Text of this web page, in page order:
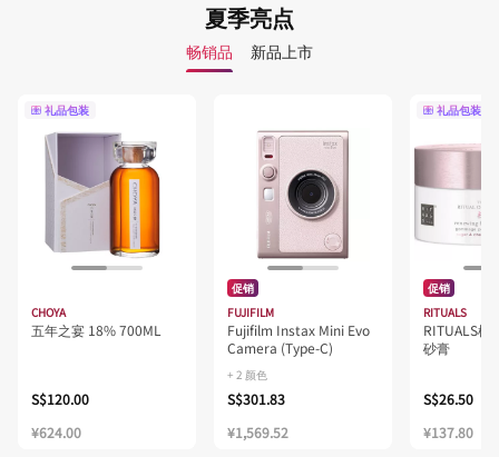
夏季亮点
畅销品 新品上市
礼品包装
CHOYA
五年之宴 18% 700ML
S$120.00
¥624.00
促销
FUJIFILM
Fujifilm Instax Mini Evo
Camera (Type-C)
+ 2 颜色
S$301.83
¥1,569.52
礼品包装
促销
RITUALS
RITUALS樱
砂膏
S$26.50
¥137.80